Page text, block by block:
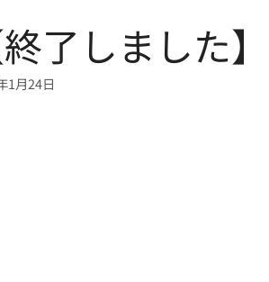
終了しました
1月24日